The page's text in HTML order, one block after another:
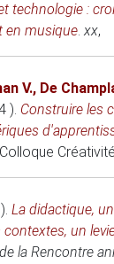
technologie :
en musique.xx,
V., De
). Construire les
Colloque
. La didactique,
un
la Rencontre